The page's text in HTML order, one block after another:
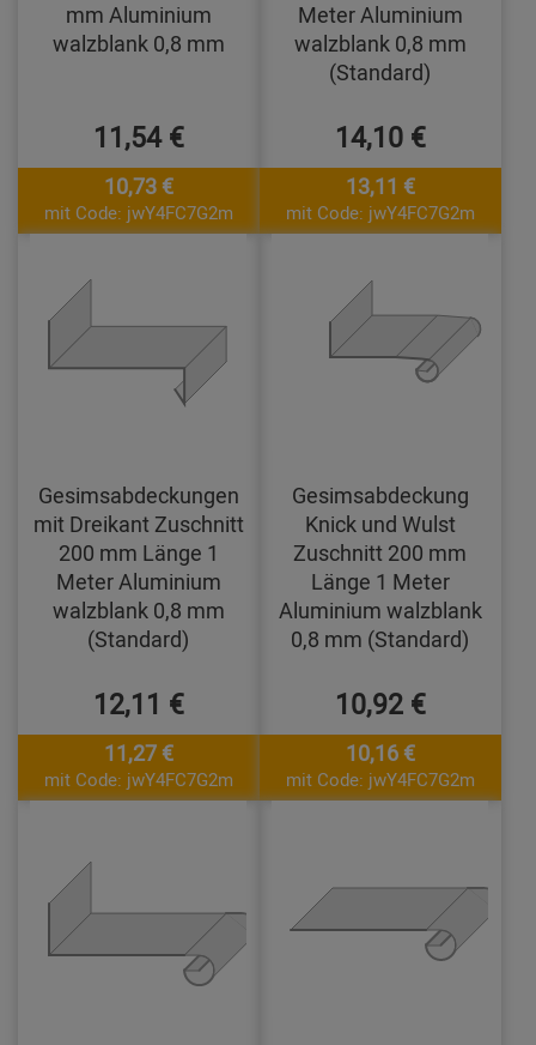
mm Aluminium
walzblank 0,8 mm
11,54 €
10,73 €
mit Code: jwY4FC7G2m
Meter Aluminium
walzblank 0,8 mm
(Standard)
14,10 €
13,11 €
mit Code: jwY4FC7G2m
Gesimsabdeckungen
mit Dreikant Zuschnitt
200 mm Länge 1
Meter Aluminium
walzblank 0,8 mm
(Standard)
12,11 €
11,27 €
mit Code: jwY4FC7G2m
Gesimsabdeckung
Knick und Wulst
Zuschnitt 200 mm
Länge 1 Meter
Aluminium walzblank
0,8 mm (Standard)
10,92 €
10,16 €
mit Code: jwY4FC7G2m